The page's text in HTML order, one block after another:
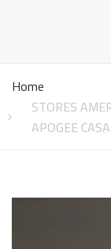
Home
STORES
APOGEE